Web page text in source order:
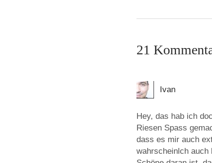
21
Ivan
Hey, das hab ich
Riesen Spass
dass es mir auch
wahrscheinlch auch